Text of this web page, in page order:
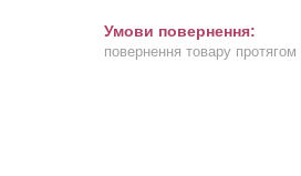
повернення товару протягом